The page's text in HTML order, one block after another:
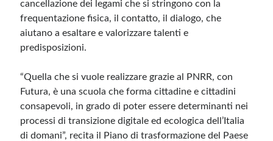
cancellazione dei legami che si stringono con la
frequentazione fisica, il contatto, il dialogo, che
aiutano a esaltare e valorizzare talenti e
predisposizioni.
“Quella che si vuole realizzare grazie al PNRR, con
Futura, è una scuola che forma cittadine e cittadini
consapevoli, in grado di poter essere determinanti nei
processi di transizione digitale ed ecologica dell’Italia
di domani”, recita il Piano di trasformazione del Paese